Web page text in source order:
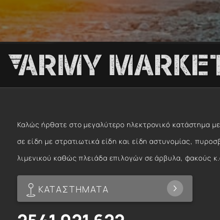
Καλώς ήρθατε στο μεγαλύτερο ηλεκτρονικό κατάστημα με
σε είδη με στρατιωτικά είδη και είδη αστυνομίας,
λιμενικού καθώς πλειάδα επιλογών σε άρβυλα, φακούς
ΚΑΤΑΣΤΗΜΑΤΑ